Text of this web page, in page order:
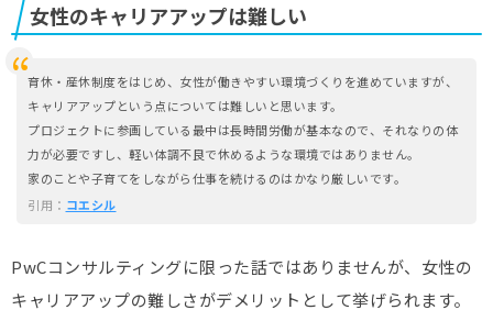
女性のキャリアアップは難しい
育休・産休制度をはじめ、女性が働きやすい環境づくりを進めていますが、
キャリアアップという点については難しいと思います。
プロジェクトに参画している最中は長時間労働が基本なので、それなりの体
力が必要ですし、軽い体調不良で休めるような環境ではありません。
家のことや子育てをしながら仕事を続けるのはかなり厳しいです。
引用： コエシル
PwCコンサルティングに限った話ではありませんが、女性の
キャリアアップの難しさがデメリットとして挙げられます。